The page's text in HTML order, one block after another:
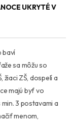
UKRYTÉ V
baví
sa môžu so
žiaci ZŠ, dospelí a
majú byť vo
3 postavami a
menom,